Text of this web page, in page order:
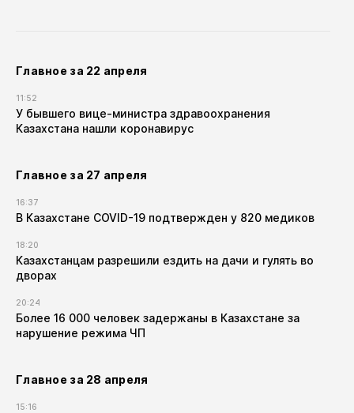
Главное за 22 апреля
11:52
У бывшего вице-министра здравоохранения
Казахстана нашли коронавирус
Главное за 27 апреля
16:37
В Казахстане COVID-19 подтвержден у 820 медиков
18:20
Казахстанцам разрешили ездить на дачи и гулять во
дворах
20:24
Более 16 000 человек задержаны в Казахстане за
нарушение режима ЧП
Главное за 28 апреля
15:16